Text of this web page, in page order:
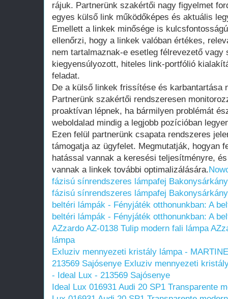
rájuk. Partnerünk szakértői nagy figyelmet
egyes külső link működőképes és aktuális
Emellett a linkek minősége is
ellenőrzi, hogy a linkek valóban értékes,
nem tartalmaznak-e esetleg félrevezető vagy
kiegyensúlyozott, hiteles link-portfólió
feladat.
De a külső linkek frissítése és karbantartása
Partnerünk szakértői rendszeresen
proaktívan lépnek, ha bármilyen problémát
weboldalad mindig a legjobb pozícióban
Ezen felül partnerünk csapata rendszeres
támogatja az ügyfelet. Megmutatják, hogyan
hatással vannak a keresési teljesítményre,
vannak a linkek további optimalizálására.
fázisú sínrendszeres lámpafej Bakonysárkány
fázisú sínrendszeres lámpafej Bakonysárkány
beltéri lámpák - Fényjáték otthonunkban: A
beltéri lámpák - Fényjáték otthonunkban: A
AZzardo AZ-0138 Tulip modern fali lámpa
lámpa
Exluziv mennyezeti kristály lámpa -
213569 Sajósenye Exluziv mennyezeti
- Ideal Lux - 213569 Sajósenye
Ideal Lux 016931 Audi 20 SP1 Transparente